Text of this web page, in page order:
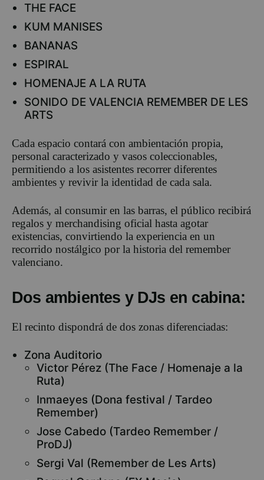
THE FACE
KUM MANISES
BANANAS
ESPIRAL
HOMENAJE A LA RUTA
SONIDO DE VALENCIA REMEMBER DE LES
ARTS
Cada espacio contará con ambientación propia,
personal caracterizado y vasos coleccionables,
permitiendo a los asistentes recorrer diferentes
ambientes y revivir la identidad de cada sala.
Además, al consumir en las barras, el público recibirá
regalos y merchandising oficial hasta agotar
existencias, convirtiendo la experiencia en un
recorrido nostálgico por la historia del remember
valenciano.
Dos ambientes y DJs en cabina:
El recinto dispondrá de dos zonas diferenciadas:
Zona Auditorio
Victor Pérez (The Face / Homenaje a la
Ruta)
Inmaeyes (Dona festival / Tardeo
Remember)
Jose Cabedo (Tardeo Remember /
ProDJ)
Sergi Val (Remember de Les Arts)